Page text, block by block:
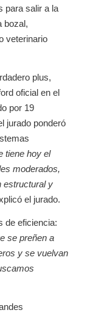
para salir a la
bozal,
veterinario
plus,
oficial en el
por 19
jurado ponderó
tiene hoy el
moderados,
estructural y
el jurado.
de eficiencia:
se preñen a
y se vuelvan